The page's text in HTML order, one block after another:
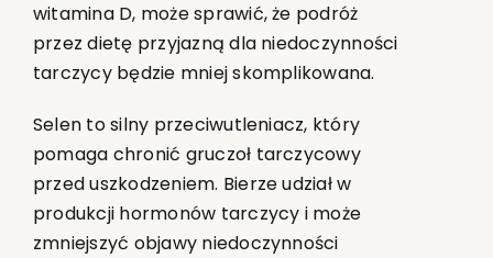
witamina D, może sprawić, że podróż
przez dietę przyjazną dla niedoczynności
tarczycy będzie mniej skomplikowana.
Selen to silny przeciwutleniacz, który
pomaga chronić gruczoł tarczycowy
przed uszkodzeniem. Bierze udział w
produkcji hormonów tarczycy i może
zmniejszyć objawy niedoczynności